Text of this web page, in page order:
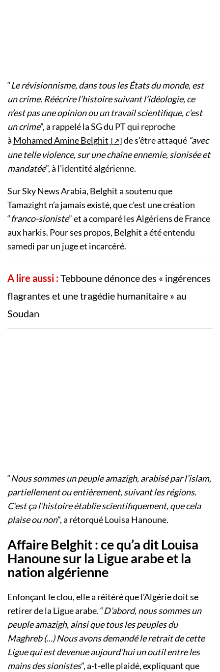
“Le révisionnisme, dans tous les États du monde, est
un crime. Réécrire l’histoire suivant l’idéologie, ce
n’est pas une opinion ou un travail scientifique, c’est
un crime”, a rappelé la SG du PT qui reproche
à Mohamed Amine Belghit de s’être attaqué “avec
une telle violence, sur une chaîne ennemie, sionisée et
mandatée”, à l’identité algérienne.
Sur Sky News Arabia, Belghit a soutenu que
Tamazight n’a jamais existé, que c’est une création
“franco-sioniste” et a comparé les Algériens de France
aux harkis. Pour ses propos, Belghit a été entendu
samedi par un juge et incarcéré.
A lire aussi :Tebboune dénonce des « ingérences
flagrantes et une tragédie humanitaire » au
Soudan
“Nous sommes un peuple amazigh, arabisé par l’islam,
partiellement ou entièrement, suivant les régions.
C’est ça l’histoire établie scientifiquement, que cela
plaise ou non”, a rétorqué Louisa Hanoune.
Affaire Belghit : ce qu’a dit Louisa
Hanoune sur la Ligue arabe et la
nation algérienne
Enfonçant le clou, elle a réitéré que l’Algérie doit se
retirer de la Ligue arabe. “D’abord, nous sommes un
peuple amazigh, ainsi que tous les peuples du
Maghreb (…) Nous avons demandé le retrait de cette
Ligue qui est devenue aujourd’hui un outil entre les
mains des sionistes”, a-t-elle plaidé, expliquant que